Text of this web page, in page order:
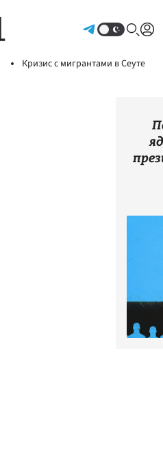
Кризис с мигрантами в Сеуте